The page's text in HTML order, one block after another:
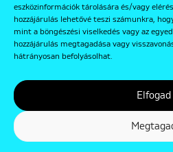
eszközinformációk tárolására és/vagy
hozzájárulás lehetővé teszi számunkra,
mint a böngészési viselkedés vagy az
hozzájárulás megtagadása vagy
hátrányosan befolyásolhat.
Elfogad